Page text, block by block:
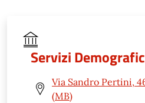
Servizi
Via Sandro Pertini,
(MB)